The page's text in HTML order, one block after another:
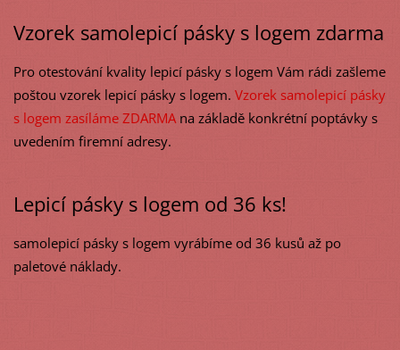
Vzorek samolepicí pásky s logem zdarma
Pro otestování kvality lepicí pásky s logem Vám rádi zašleme
poštou vzorek lepicí pásky s logem. Vzorek samolepicí pásky
s logem zasíláme ZDARMAna základě konkrétní poptávky s
uvedením firemní adresy.
Lepicí pásky s logem od 36 ks!
samolepicí pásky s logem vyrábíme od 36 kusů až po
paletové náklady.